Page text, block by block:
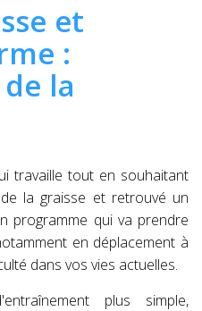
et
:
la
travaille tout en souhaitant
la graisse et retrouvé un
programme qui va prendre
en déplacement à
dans vos vies actuelles.
plus simple,